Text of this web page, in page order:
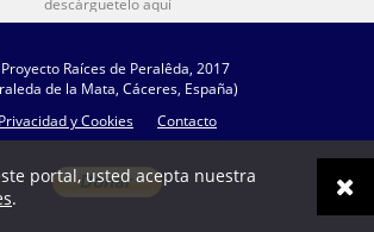
descárguetelo aquí
Raíces de Peralêda, 2017
de la Mata, Cáceres, España)
Privacidad y Cookies
Contacto
portal, usted acepta nuestra
.